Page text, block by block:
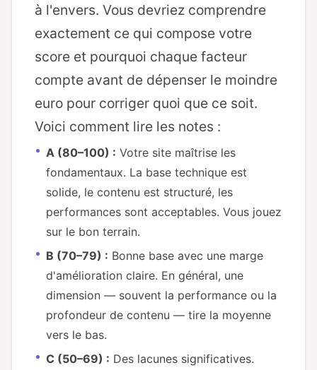
à l'envers. Vous devriez comprendre
exactement ce qui compose votre
score et pourquoi chaque facteur
compte avant de dépenser le moindre
euro pour corriger quoi que ce soit.
Voici comment lire les notes :
A (80–100) : Votre site maîtrise les
fondamentaux. La base technique est
solide, le contenu est structuré, les
performances sont acceptables. Vous jouez
sur le bon terrain.
B (70–79) : Bonne base avec une marge
d'amélioration claire. En général, une
dimension — souvent la performance ou la
profondeur de contenu — tire la moyenne
vers le bas.
C (50–69) : Des lacunes significatives.